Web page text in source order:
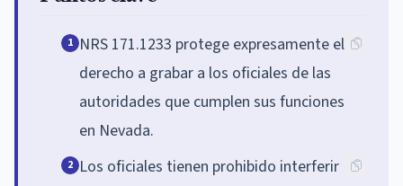
1 NRS 171.1233 protege expresamente el
derecho a grabar a los oficiales de las
autoridades que cumplen sus funciones
en Nevada.
2 Los oficiales tienen prohibido interferir